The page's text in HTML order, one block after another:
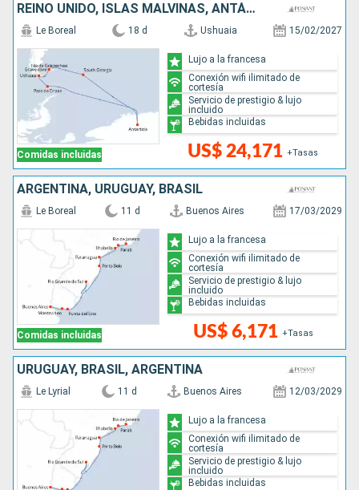
REINO UNIDO, ISLAS MALVINAS, ANTÁRTICO, ARGENTINA
Comidas incluidas
Le Boreal 18 d Ushuaia 15/02/2027
US$ 24,171 +Tasas
Lujo a la francesa
Conexión wifi ilimitado de
cortesía
Servicio de prestigio & lujo
incluido
Bebidas incluidas
ARGENTINA, URUGUAY, BRASIL
Comidas incluidas
Le Boreal 11 d Buenos Aires 17/03/2029
US$ 6,171 +Tasas
Lujo a la francesa
Conexión wifi ilimitado de
cortesía
Servicio de prestigio & lujo
incluido
Bebidas incluidas
URUGUAY, BRASIL, ARGENTINA
Le Lyrial 11 d Buenos Aires 12/03/2029
Lujo a la francesa
Conexión wifi ilimitado de
cortesía
Servicio de prestigio & lujo
incluido
Bebidas incluidas